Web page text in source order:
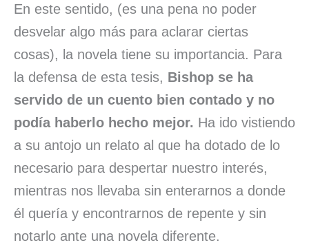
En este sentido, (es una pena no poder
desvelar algo más para aclarar ciertas
cosas), la novela tiene su importancia. Para
la defensa de esta tesis, Bishop se ha
servido de un cuento bien contado y no
podía haberlo hecho mejor. Ha ido vistiendo
a su antojo un relato al que ha dotado de lo
necesario para despertar nuestro interés,
mientras nos llevaba sin enterarnos a donde
él quería y encontrarnos de repente y sin
notarlo ante una novela diferente.